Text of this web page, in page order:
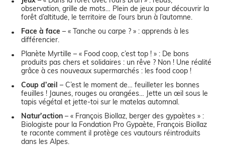
observation, grille de mots… Plein de jeux pour découvrir la
forêt d’altitude, le territoire de l’ours brun à l’automne.
Face à face – « Tanche ou carpe ? » : apprends à les
différencier.
Planète Myrtille – « Food coop, c’est top ! » : De bons
produits pas chers et solidaires : un rêve ? Non ! Une réalité
grâce à ces nouveaux supermarchés : les food coop !
Coup d’œil – C’est le moment de… feuilleter les bonnes
feuilles ! Jaunes, rouges ou orangées… Jette un œil sous le
tapis végétal et jette-toi sur le matelas automnal.
Natur’action – « François Biollaz, berger des gypaètes » :
Biologiste pour la Fondation Pro Gypaète, François Biollaz
te raconte comment il protège ces vautours réintroduits
dans les Alpes.